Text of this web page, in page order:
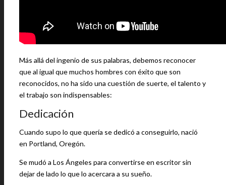
Más allá del ingenio de sus palabras, debemos reconocer
que al igual que muchos hombres con éxito que son
reconocidos, no ha sido una cuestión de suerte, el talento y
el trabajo son indispensables:
Dedicación
Cuando supo lo que quería se dedicó a conseguirlo, nació
en Portland, Oregón.
Se mudó a Los Ángeles para convertirse en escritor sin
dejar de lado lo que lo acercara a su sueño.